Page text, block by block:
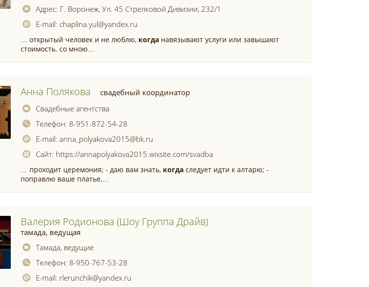
Адрес: Г. Воронеж, Ул. 45 Стрелковой Дивизии, 232/1
E-mail: chaplina.yul@yandex.ru
… открытый человек и не люблю, когда навязывают услуги или завышают
стоимость. со мною…
Анна Полякова
свадебный координатор
Свадебные агентства
Телефон: 8-951-872-54-28
E-mail:anna_polyakova2015@bk.ru
Сайт: https://annapolyakova2015.wixsite.com/svadba
… проходит церемония; - даю вам знать, когда следует идти к алтарю; -
поправлю ваше платье,…
Валерия Родионова (шоу Группа Драйв)
тамада, ведущая
Тамада, ведущие
Телефон: 8-950-767-53-28
E-mail: rlerunchik@yandex.ru